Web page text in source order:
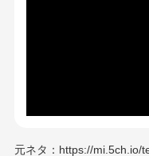
元ネタ：https://mi.5ch.io/